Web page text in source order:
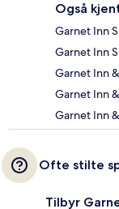
Også
Garnet Inn
Garnet Inn
Garnet Inn
Garnet Inn
Garnet Inn
Ofte stilte
Tilbyr